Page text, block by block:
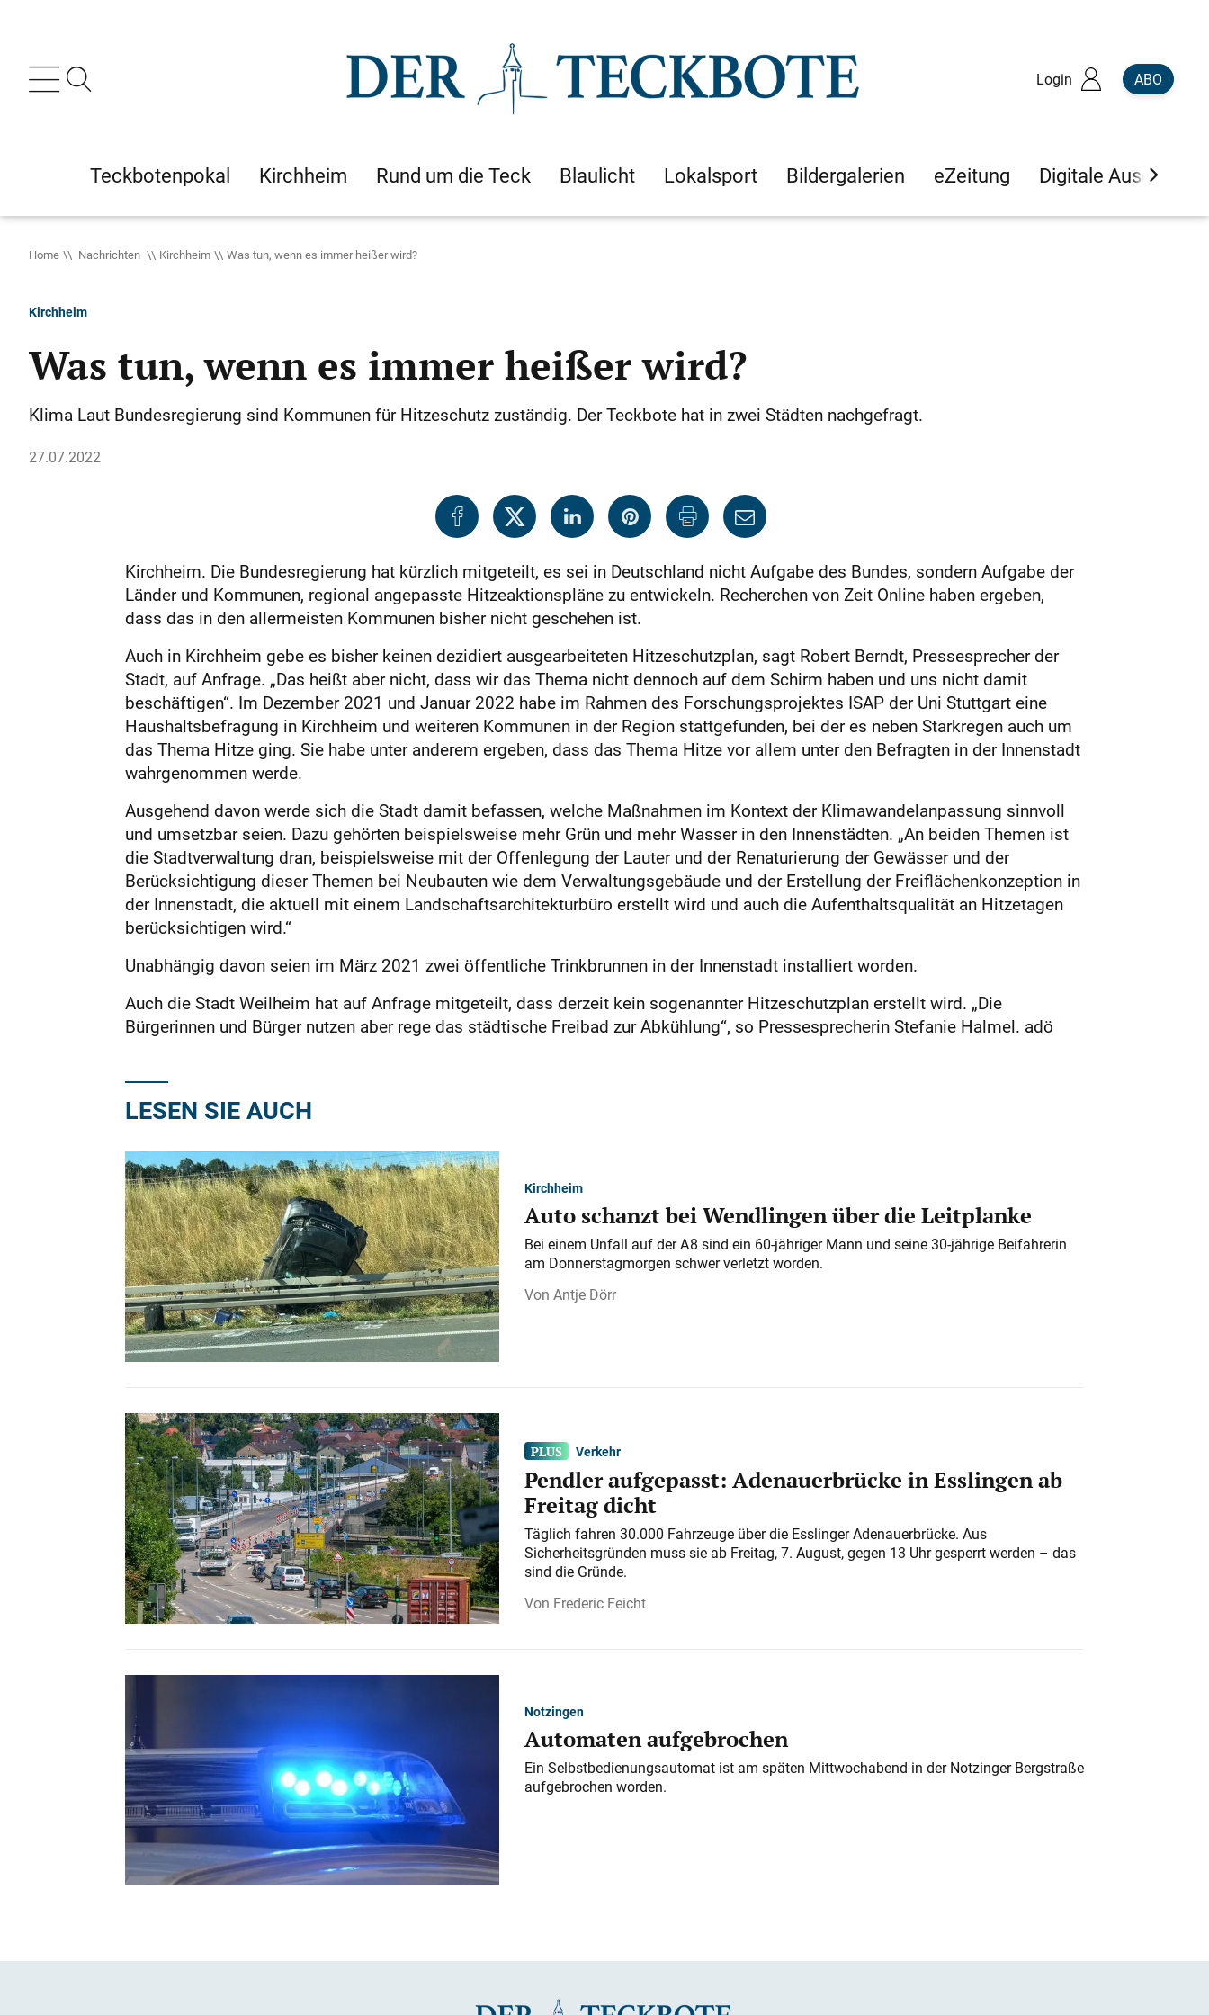
Login ABO
Teckbotenpokal Kirchheim Rund um die Teck Blaulicht Lokalsport Bildergalerien eZeitung Digitale Ausgaben
Home Nachrichten Kirchheim Was tun, wenn es immer heißer wird?
Kirchheim
Was tun, wenn es immer heißer wird?
Klima Laut Bundesregierung sind Kommunen für Hitzeschutz zuständig. Der Teckbote hat in zwei Städten nachgefragt.
27.07.2022
Kirchheim. Die Bundesregierung hat kürzlich mitgeteilt, es sei in Deutschland nicht Aufgabe des Bundes, sondern Aufgabe der
Länder und Kommunen, regional angepasste Hitzeaktionspläne zu entwickeln. Recherchen von Zeit Online haben ergeben,
dass das in den allermeisten Kommunen bisher nicht geschehen ist.
Auch in Kirchheim gebe es bisher keinen dezidiert ausgearbeiteten Hitzeschutzplan, sagt Robert Berndt, Pressesprecher der
Stadt, auf Anfrage. „Das heißt aber nicht, dass wir das Thema nicht dennoch auf dem Schirm haben und uns nicht damit
beschäftigen“. Im Dezember 2021 und Januar 2022 habe im Rahmen des Forschungsprojektes ISAP der Uni Stuttgart eine
Haushaltsbefragung in Kirchheim und weiteren Kommunen in der Region stattgefunden, bei der es neben Starkregen auch um
das Thema Hitze ging. Sie habe unter anderem ergeben, dass das Thema Hitze vor allem unter den Befragten in der Innenstadt
wahrgenommen werde.
Ausgehend davon werde sich die Stadt damit befassen, welche Maßnahmen im Kontext der Klimawandelanpassung sinnvoll
und umsetzbar seien. Dazu gehörten beispielsweise mehr Grün und mehr Wasser in den Innenstädten. „An beiden Themen ist
die Stadtverwaltung dran, beispielsweise mit der Offenlegung der Lauter und der Renaturierung der Gewässer und der
Berücksichtigung dieser Themen bei Neubauten wie dem Verwaltungsgebäude und der Erstellung der Freiflächenkonzeption in
der Innenstadt, die aktuell mit einem Landschaftsarchitekturbüro erstellt wird und auch die Aufenthaltsqualität an Hitzetagen
berücksichtigen wird.“
Unabhängig davon seien im März 2021 zwei öffentliche Trinkbrunnen in der Innenstadt installiert worden.
Auch die Stadt Weilheim hat auf Anfrage mitgeteilt, dass derzeit kein sogenannter Hitzeschutzplan erstellt wird. „Die
Bürgerinnen und Bürger nutzen aber rege das städtische Freibad zur Abkühlung“, so Pressesprecherin Stefanie Halmel. adö
LESEN SIE AUCH
Kirchheim
Auto schanzt bei Wendlingen über die Leitplanke
Bei einem Unfall auf der A 8 sind ein 60-jähriger Mann und seine 30-jährige Beifahrerin
am Donnerstagmorgen schwer verletzt worden.
Antje Dörr
Verkehr
Pendler aufgepasst: Adenauerbrücke in Esslingen ab
Freitag dicht
Täglich fahren 30.000 Fahrzeuge über die Esslinger Adenauerbrücke. Aus
Sicherheitsgründen muss sie ab Freitag, 7. August, gegen 13 Uhr gesperrt werden – das
sind die Gründe.
Frederic Feicht
Notzingen
Automaten aufgebrochen
Ein Selbstbedienungsautomat ist am späten Mittwochabend in der Notzinger Bergstraße
aufgebrochen worden.